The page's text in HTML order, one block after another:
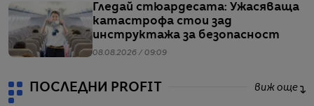
Гледай стюардесата: Ужасяваща
катастрофа стои зад
инструктажа за безопасност
08.08.2026 / 09:09
ПОСЛЕДНИ PROFIT виж още